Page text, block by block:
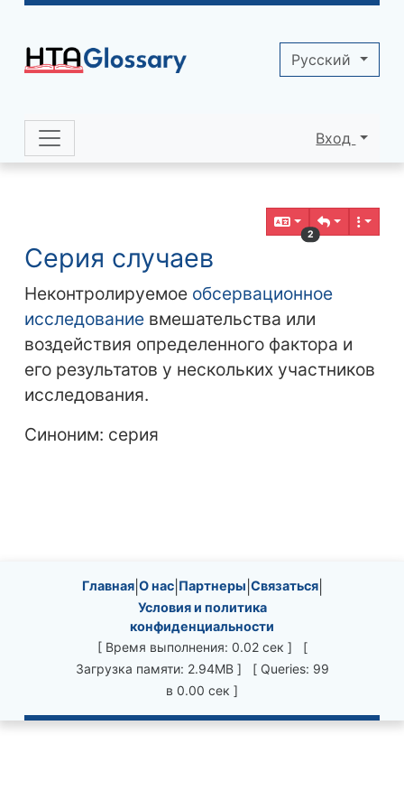
Navigation and related functionality
2
Серия случаев
Неконтролируемое обсервационное
исследованиевмешательства или
воздействия определенного фактора и
его результатов у нескольких участников
исследования.
Синоним: серия
Site information, links, etc.
Главная| О нас| Партнеры Связаться|
Условия и политика
конфиденциальности
[ Время выполнения: 0.02 сек ] [
Загрузка памяти: 2.94MB ] [ Queries: 99
в 0.00 сек ]
Site identity, navigation, etc.
Вход
Pусский